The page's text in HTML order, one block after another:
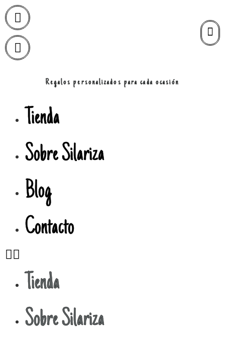
Regalos personalizados para cada ocasión
Tienda
Sobre Silariza
Blog
Contacto
Tienda
Sobre Silariza